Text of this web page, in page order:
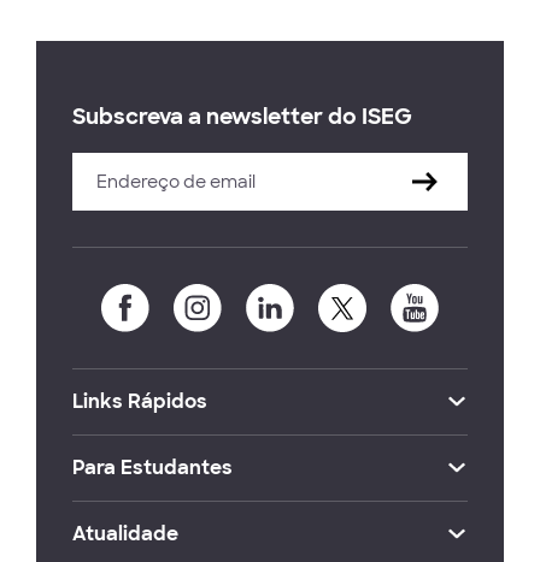
Subscreva a newsletter do ISEG
Links Rápidos
Para Estudantes
Atualidade